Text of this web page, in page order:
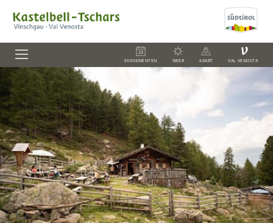
EVENEMENTEN WEER KAART
V
VAL VENOSTA